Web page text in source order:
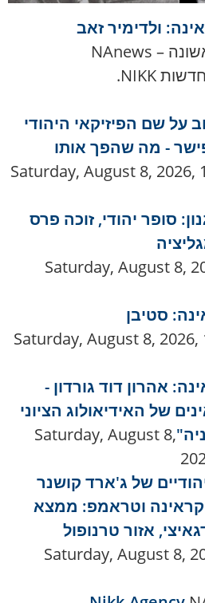
ולדימיר זאב
“הופיע לראשונה NAnews –
על שם הפיזיקאי היהודי
- מה שהפך אותו
Saturday, August 8, 2026,
סופר יהודי, זוכה פרס
Saturday, August 8,
סטיבן
Saturday, August 8, 2026,
אהרון דוד גורדון -
של האידיאולוג הציוני
Saturday, August 8,
של ג'ארד קושנר
וטראמפ: ממצא
אזור טרנופול
Saturday, August 8,